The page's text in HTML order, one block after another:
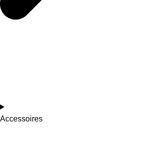
Accessoires